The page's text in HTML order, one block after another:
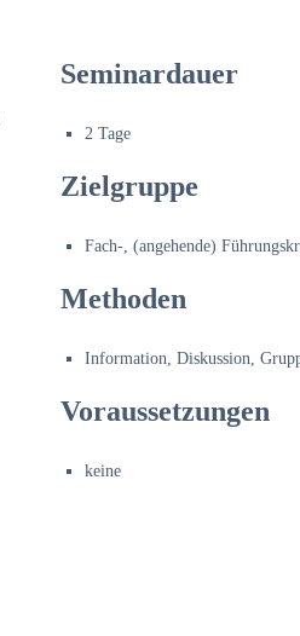
Seminardauer
2 Tage
Zielgruppe
Fach-, (angehende)
Methoden
Information, Diskussion,
Voraussetzungen
keine